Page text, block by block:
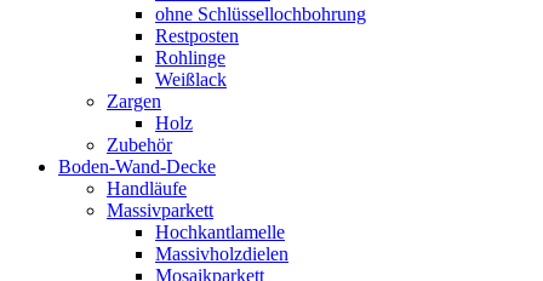
ohne Schlüssellochbohrung
Restposten
Rohlinge
Weißlack
Zargen
Holz
Zubehör
Boden-Wand-Decke
Handläufe
Massivparkett
Hochkantlamelle
Massivholzdielen
Mosaikparkett